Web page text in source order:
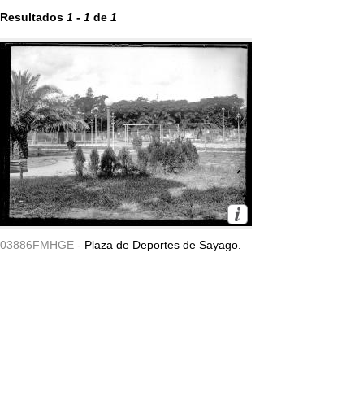
Resultados 1 - 1 de 1
03886FMHGE - Plaza de Deportes de Sayago.